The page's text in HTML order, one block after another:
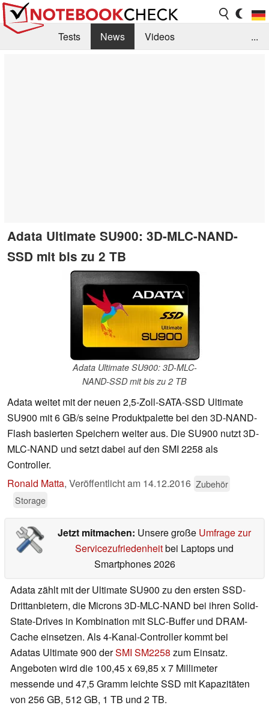
Tests News
Videos
...
Adata Ultimate SU900: 3D-MLC-NAND-
SSD mit bis zu 2 TB
Adata Ultimate SU900: 3D-MLC-
NAND-SSD mit bis zu 2 TB
Adata weitet mit der neuen 2,5-Zoll-SATA-SSD Ultimate
SU900 mit 6 GB/s seine Produktpalette bei den 3D-NAND-
Flash basierten Speichern weiter aus. Die SU900 nutzt 3D-
MLC-NAND und setzt dabei auf den SMI 2258 als
Controller.
Ronald Matta, Veröffentlicht am 14.12.2016 Zubehör
Storage
Jetzt mitmachen: Unsere große Umfrage zur
Servicezufriedenheitbei Laptops und
Smartphones 2026
Adata zählt mit der Ultimate SU900 zu den ersten SSD-
Drittanbietern, die Microns 3D-MLC-NAND bei ihren Solid-
State-Drives in Kombination mit SLC-Buffer und DRAM-
Cache einsetzen. Als 4-Kanal-Controller kommt bei
Adatas Ultimate 900 derSMI SM2258 zum Einsatz.
Angeboten wird die 100,45 x 69,85 x 7 Millimeter
messende und 47,5 Gramm leichte SSD mit Kapazitäten
von 256 GB, 512 GB, 1 TB und 2 TB.